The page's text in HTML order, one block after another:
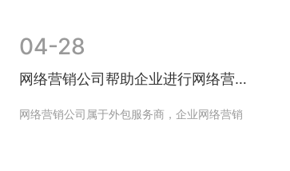
04-28
网络营销公司帮助企业进行网络营销的策略
网络营销公司属于外包服务商，企业网络营销